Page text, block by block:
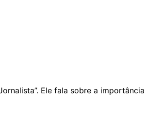
Ele fala sobre a